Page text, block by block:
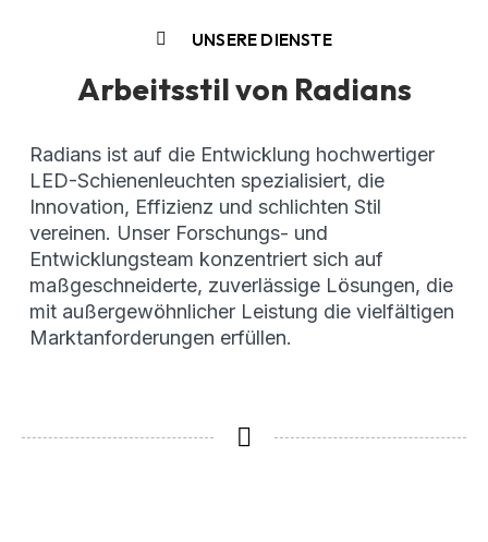
UNSERE DIENSTE
Arbeitsstil von Radians
Radians ist auf die Entwicklung hochwertiger
LED-Schienenleuchten spezialisiert, die
Innovation, Effizienz und schlichten Stil
vereinen. Unser Forschungs- und
Entwicklungsteam konzentriert sich auf
maßgeschneiderte, zuverlässige Lösungen, die
mit außergewöhnlicher Leistung die vielfältigen
Marktanforderungen erfüllen.